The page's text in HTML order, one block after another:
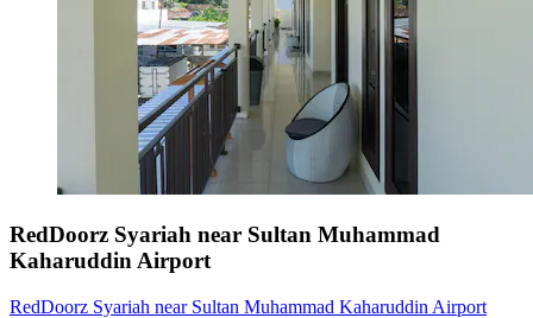
RedDoorz Syariah near Sultan Muhammad
Kaharuddin Airport
RedDoorz Syariah near Sultan Muhammad Kaharuddin Airport